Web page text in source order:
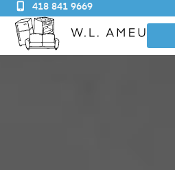
418 841 9669